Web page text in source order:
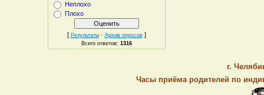
Неплохо
Плохо
[ Результаты· Архив опросов]
Всего ответов: 1316
г.
Часы приёма родителей по